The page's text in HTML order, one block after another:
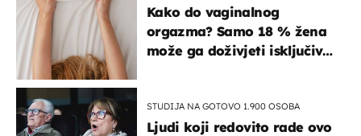
Kako do vaginalnog
orgazma? Samo 18 % žena
može ga doživjeti isključivo
STUDIJA NA GOTOVO 1.900 OSOBA
Ljudi koji redovito rade ovo